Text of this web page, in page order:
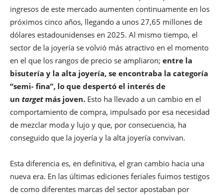
ingresos de este mercado aumenten continuamente en los
próximos cinco años, llegando a unos 27,65 millones de
dólares estadounidenses en 2025. Al mismo tiempo, el
sector de la joyería se volvió más atractivo en el momento
en el que los rangos de precio se ampliaron; entre la
bisutería y la alta joyería, se encontraba la categoría
“semi- fina”, lo que despertó el interés de
un target más joven. Esto ha llevado a un cambio en el
comportamiento de compra, impulsado por esa necesidad
de mezclar moda y lujo y que, por consecuencia, ha
conseguido que la joyería y la alta joyería convivan.
Esta diferencia es, en definitiva, el gran cambio hacia una
nueva era. En las últimas ediciones feriales fuimos testigos
de como diferentes marcas del sector apostaban por